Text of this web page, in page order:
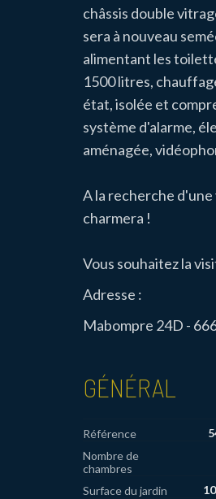
châssis double
sera à nouveau
alimentant les
1500 litres,
état, isolée et
système d'alarme,
aménagée,
A la recherche d'une
charmera !
Vous souhaitez la
Adresse :
Mabompre 24D -
GÉNÉRAL
Référence
Nombre de
chambres
Surface du jardin